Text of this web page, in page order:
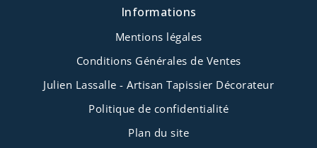
Informations
Mentions légales
Conditions Générales de Ventes
Julien Lassalle - Artisan Tapissier Décorateur
Politique de confidentialité
Plan du site